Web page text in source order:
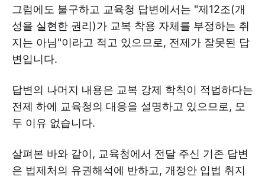
그럼에도 불구하고 교육청 답변에서는 "제12조(개
성을 실현한 권리)가 교복 착용 자체를 부정하는 취
지는 아님"이라고 적고 있으므로, 전제가 잘못된 답
변입니다.
답변의 나머지 내용은 교복 강제 학칙이 적법하다는
전제 하에 교육청의 대응을 설명하고 있으므로, 모
두 이유 없습니다.
살펴본 바와 같이, 교육청에서 전달 주신 기존 답변
은 법제처의 유권해석에 반하고, 개정안 입법 취지